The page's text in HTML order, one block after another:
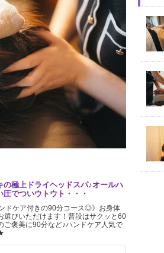
の極上ドライヘッドスパ♪オールハ
でついウトウト・・・
ドケア付きの90分コース◎》お身体
選びいただけます！普段はサクッと60
ご褒美に90分など♪ハンドケア人気で